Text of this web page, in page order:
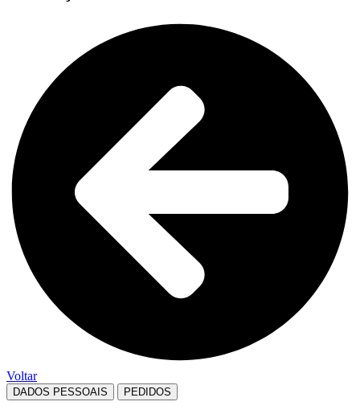
Voltar
DADOS PESSOAIS PEDIDOS